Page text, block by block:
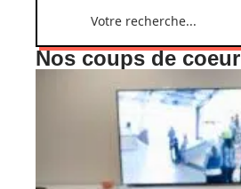
Nos coups de coeur